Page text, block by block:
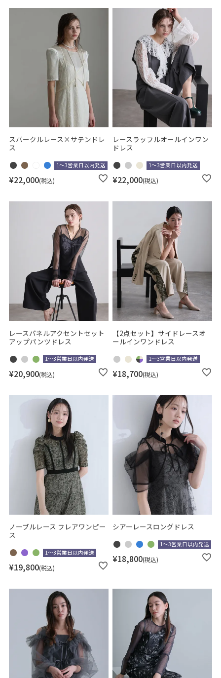
スパークルレース×サテンドレ
ス
1～3営業日以内発送
¥22,000 税込
レースラッフルオールインワン
ドレス
1～3営業日以内発送
¥22,000 税込
レースパネルアクセントセット
アップパンツドレス
1～3営業日以内発送
¥20,900 税込
【2点セット】サイドレースオ
ールインワンドレス
1～3営業日以内発送
¥18,700 税込
ノーブルレース フレアワンピー
ス
1～3営業日以内発送
¥19,800 税込
シアーレースロングドレス
1～3営業日以内発送
¥18,800 税込